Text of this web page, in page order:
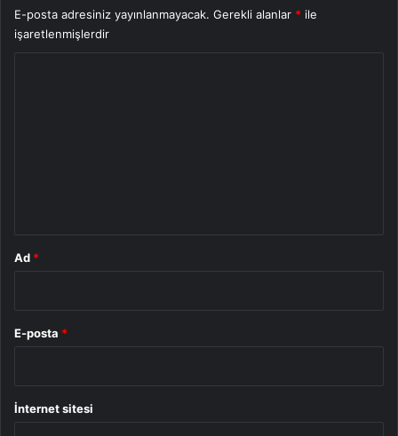
E-posta adresiniz yayınlanmayacak. Gerekli alanlar * ile
işaretlenmişlerdir
Ad *
E-posta *
İnternet sitesi